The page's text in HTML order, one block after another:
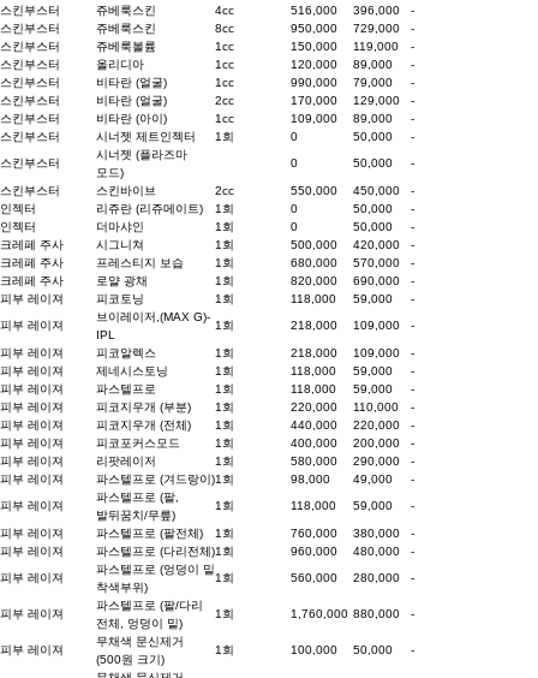
스킨부스터
쥬베룩스킨 4cc 516,000 396,000
-
스킨부스터
쥬베룩스킨 8cc 950,000 729,000
-
스킨부스터
쥬베룩볼륨 1cc 150,000 119,000
-
스킨부스터
올리디아 1cc 120,000 89,000
-
스킨부스터
비타란 (얼굴) 1cc 990,000 79,000
-
스킨부스터
비타란 (얼굴) 2cc 170,000 129,000
-
스킨부스터
비타란 (아이) 1cc 109,000 89,000
-
스킨부스터
시너젯 제트인젝터 1회 0 50,000
-
스킨부스터
시너젯 (플라즈마
모드)
0 50,000 -
스킨부스터 스킨바이브 2cc 550,000 450,000
-
인젝터
리쥬란 (리쥬메이트) 1회 0 50,000
-
인젝터
더마샤인 1회 0 50,000
-
크레페 주사
시그니쳐 1회 500,000 420,000
-
크레페 주사
프레스티지 보습 1회 680,000 570,000
-
크레페 주사
로얄 광채 1회 820,000 690,000
-
피부 레이져
피코토닝 1회 118,000 59,000
-
피부 레이져
브이레이저,(MAX G)-
IPL
1회 218,000 109,000 -
피부 레이져 피코알렉스 1회 218,000 109,000
-
피부 레이져
제네시스토닝 1회 118,000 59,000
-
피부 레이져
파스텔프로 1회 118,000 59,000
-
피부 레이져
피코지우개 (부분) 1회 220,000 110,000
-
피부 레이져
피코지우개 (전체) 1회 440,000 220,000
-
피부 레이져
피코포커스모드 1회 400,000 200,000
-
피부 레이져
리팟레이저 1회 580,000 290,000
-
피부 레이져
파스텔프로 (겨드랑이)1회 98,000 49,000
-
피부 레이져
파스텔프로 (팔,
발뒤꿈치/무릎)
1회 118,000 59,000 -
피부 레이져 파스텔프로 (팔전체) 1회 760,000 380,000
-
피부 레이져
파스텔프로 (다리전체)1회 960,000 480,000
-
피부 레이져
파스텔프로 (엉덩이 밑
착색부위)
1회 560,000 280,000 -
피부 레이져
파스텔프로 (팔/다리
전체, 엉덩이 밑)
1회 1,760,000 880,000 -
피부 레이져
무채색 문신제거
(500원 크기)
1회 100,000 50,000 -